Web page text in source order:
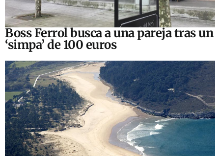
Boss Ferrol busca a una pareja tras un
‘simpa’ de 100 euros